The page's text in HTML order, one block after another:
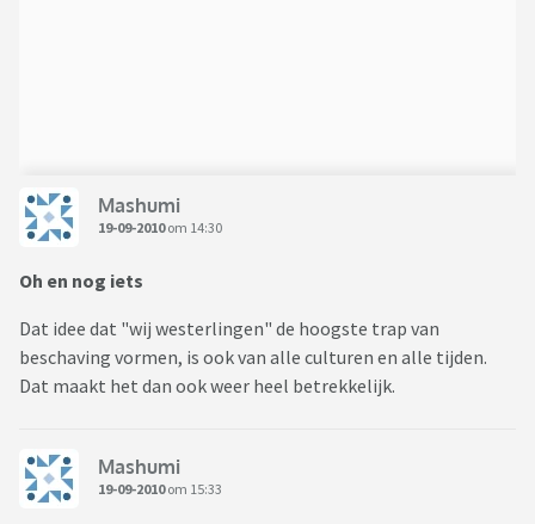
Mashumi
19-09-2010om 14:30
Oh en nog iets
Dat idee dat "wij westerlingen" de hoogste trap van
beschaving vormen, is ook van alle culturen en alle tijden.
Dat maakt het dan ook weer heel betrekkelijk.
Mashumi
19-09-2010om 15:33